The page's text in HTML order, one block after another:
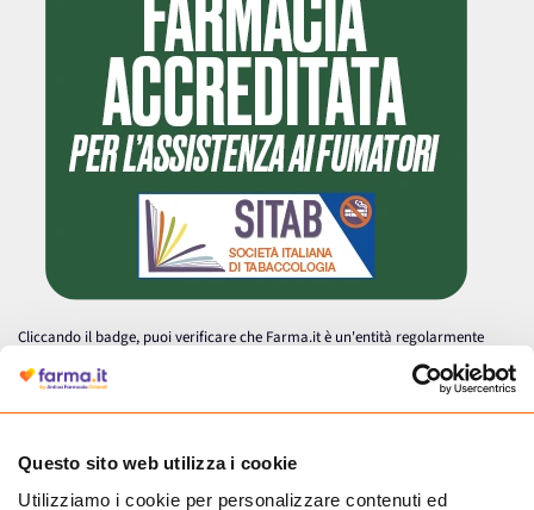
Questo sito web utilizza i cookie
Utilizziamo i cookie per personalizzare contenuti ed
Cliccando il badge, puoi verificare che Farma.it è un'entità regolarmente
autorizzata dal Ministero della Salute a effettuare la vendita online di
medicinali.